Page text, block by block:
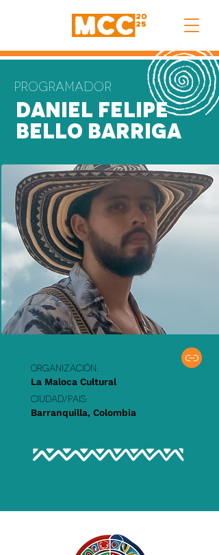
Programador
Daniel Felipe
Bello Barriga
Organización:
La Maloca Cultural
Ciudad/PAIS:
Barranquilla, Colombia